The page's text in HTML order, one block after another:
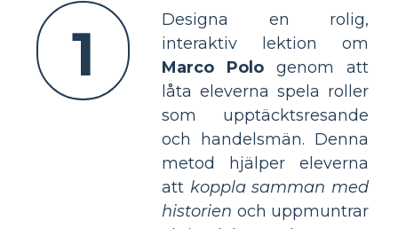
1
Designa en rolig,
interaktiv lektion om
Marco Polo genom att
låta eleverna spela roller
som upptäcktsresande
och handelsmän. Denna
metod hjälper eleverna
att koppla samman med
historien och uppmuntrar